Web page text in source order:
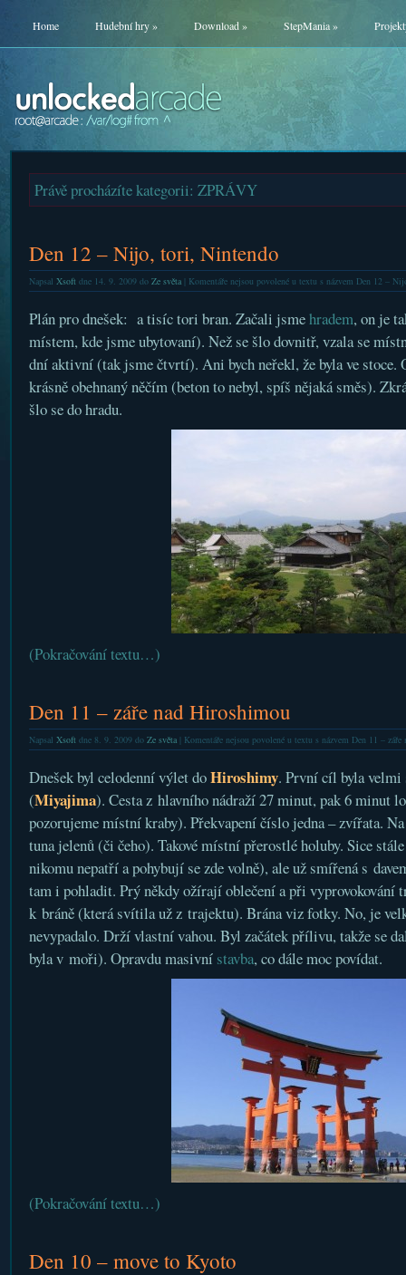
Home Hudební hry» Download» StepMania»
Právě procházíte kategorii: ZPRÁVY
Den 12 – Nijo, tori, Nintendo
Napsal Xsoftdne 14. 9. 2009 do Ze světa| Komentáře nejsou povolenéu textu s názvem Den 12 –
Plán pro dnešek: a tisíc tori bran. Začali jsmehradem, on je
místem, kde jsme ubytovaní). Než se šlo dovnitř, vzala se
dní aktivní (tak jsme čtvrtí). Ani bych neřekl, že byla ve stoce.
krásně obehnaný něčím (beton to nebyl, spíš nějaká směs).
šlo se do hradu.
(Pokračování textu…)
Den 11 – záře nad Hiroshimou
Napsal Xsoftdne 8. 9. 2009 do Ze světa| Komentáře nejsou povolenéu textu s názvem Den 11 – záře
Dnešek byl celodenní výlet doHiroshimy. První cíl byla
(Miyajima). Cesta z hlavního nádraží 27 minut, pak 6 minut
pozorujeme místní kraby). Překvapení číslo jedna – zvířata.
tuna jelenů (či čeho). Takové místní přerostlé holuby. Sice
nikomu nepatří a pohybují se zde volně), ale už smířená s
tam i pohladit. Prý někdy ožírají oblečení a při
k bráně (která svítila už z trajektu). Brána viz fotky. No, je
nevypadalo. Drží vlastní vahou. Byl začátek přílivu, takže se
byla v moři). Opravdu masivní stavba, co dále moc povídat.
(Pokračování textu…)
Den 10 – move to Kyoto